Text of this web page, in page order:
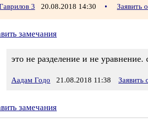
3 20.08.2018 14:30 • Заявить
замечания
это не разделение и не уравнение.
Аадам Годо 21.08.2018 11:38 Заявить
замечания